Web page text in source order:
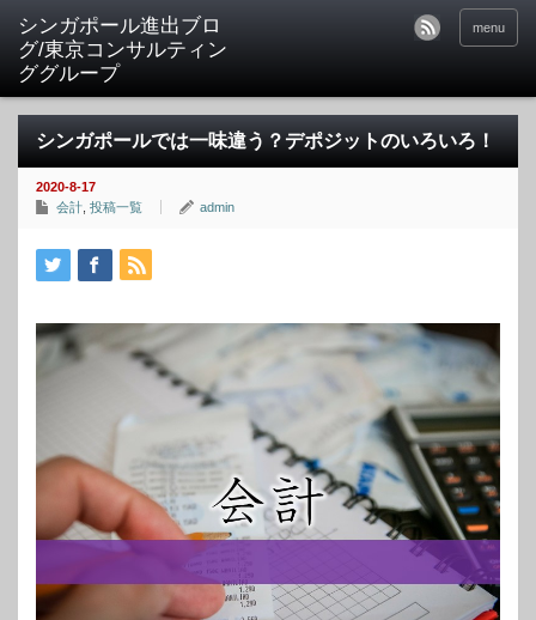
シンガポール進出ブロ
グ/東京コンサルティン
ググループ
menu
シンガポールでは一味違う？デポジットのいろいろ！
2020-8-17
会計 投稿一覧 admin